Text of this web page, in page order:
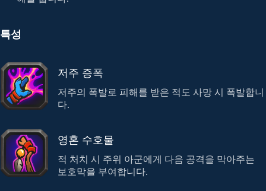
특성
저주 증폭
저주의 폭발로 피해를 받은 적도 사망 시 폭발합니
다.
영혼 수호물
적 처치 시 주위 아군에게 다음 공격을 막아주는
보호막을 부여합니다.